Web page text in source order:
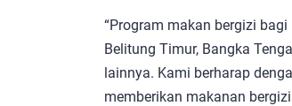
“Program makan bergizi
Belitung Timur, Bangka
lainnya. Kami berharap
memberikan makanan